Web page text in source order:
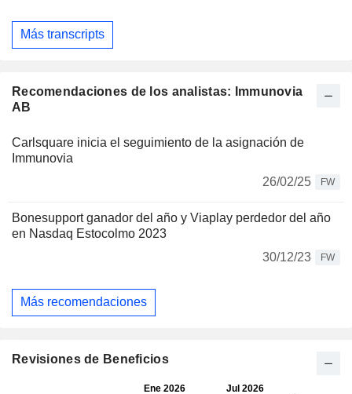
Más transcripts
Recomendaciones de los analistas: Immunovia
AB
Carlsquare inicia el seguimiento de la asignación de
Immunovia
26/02/25
FW
Bonesupport ganador del año y Viaplay perdedor del año
en Nasdaq Estocolmo 2023
30/12/23
FW
Más recomendaciones
Revisiones de Beneficios